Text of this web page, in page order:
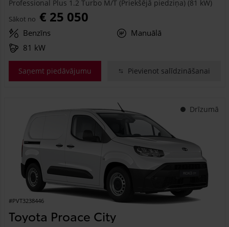
Professional Plus 1.2 Turbo M/T (Priekšējā piedziņa) (81 kW)
Sākot no € 25 050
Benzīns
Manuālā
81 kW
Saņemt piedāvājumu Pievienot salīdzināšanai
Drīzumā
#PVT3238446
Toyota Proace City